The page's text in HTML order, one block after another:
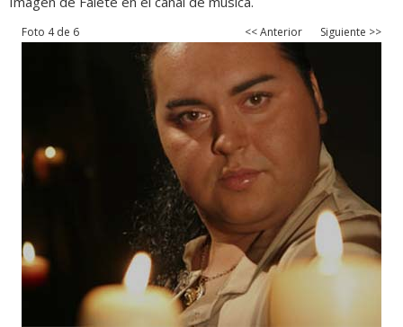
Foto 4 de 6 << Anterior Siguiente >>